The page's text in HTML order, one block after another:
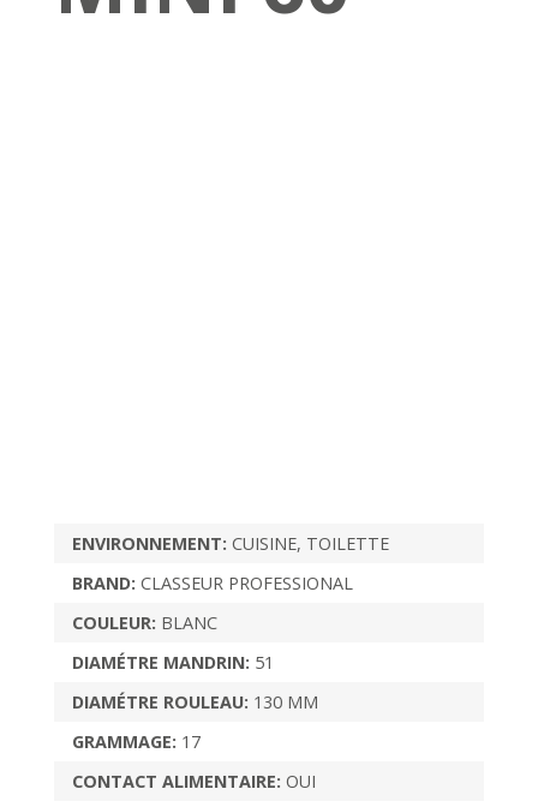
ENVIRONNEMENT: CUISINE, TOILETTE
BRAND: CLASSEUR PROFESSIONAL
COULEUR: BLANC
DIAMÉTRE MANDRIN: 51
DIAMÉTRE ROULEAU: 130 MM
GRAMMAGE: 17
CONTACT ALIMENTAIRE: OUI